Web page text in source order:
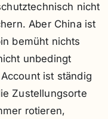
nicht
Aber China ist
bemüht nichts
unbedingt
ist ständig
Zustellungsorte
rotieren,